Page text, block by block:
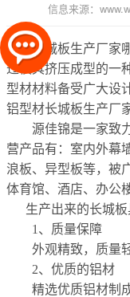
信息来源：
长城板生产厂家哪
过模具挤压成型的一
型材材料备受广大设
铝型材长城板生产厂
源佳锦是一家致力
营产品有：室内外幕
浪板、异型板等，被
体育馆、酒店、办公
生产出来的长城板
1、质量保障
外观精致，质量轻
2、优质的铝材
精选优质铝材制成